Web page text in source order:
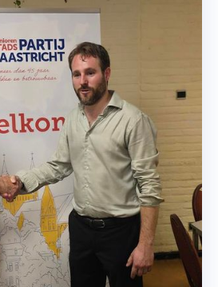
op de
Jan Voorvelt naar Noud